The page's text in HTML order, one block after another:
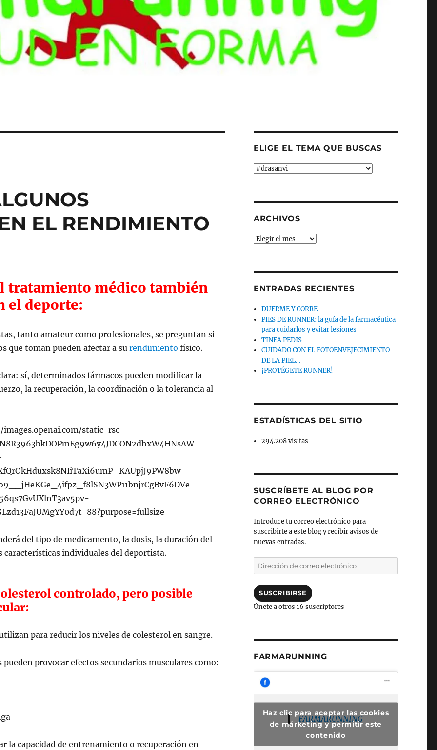
EL RENDIMIENTO
tratamiento médico también
el deporte:
tanto amateur como profesionales, se preguntan si
que toman pueden afectar a su rendimiento físico.
sí, determinados fármacos pueden modificar la
la recuperación, la coordinación o la tolerancia al
del tipo de medicamento, la dosis, la duración del
características individuales del deportista.
controlado, pero posible
para reducir los niveles de colesterol en sangre.
pueden provocar efectos secundarios musculares como:
la capacidad de entrenamiento o recuperación en
ELIGE EL TEMA QUE BUSCAS
ELIGE
ARCHIVOS
Archivos
ENTRADAS RECIENTES
DUERME Y CORRE
PIES DE RUNNER: la guía de la farmacéutica
para cuidarlos y evitar lesiones
TINEA PEDIS
CUIDADO CON EL FOTOENVEJECIMIENTO
DE LA PIEL…
¡PROTÉGETE RUNNER!
ESTADÍSTICAS DEL SITIO
294.208 visitas
SUSCRÍBETE AL BLOG POR
CORREO ELECTRÓNICO
Introduce tu correo electrónico para
suscribirte a este blog y recibir avisos de
nuevas entradas.
Dirección
de
electrónico
SUSCRIBIRSE
Únete a otros 16 suscriptores
FARMARUNNING
FARMARUNNING
Haz clic para aceptar las cookies
de márketing y permitir este
contenido